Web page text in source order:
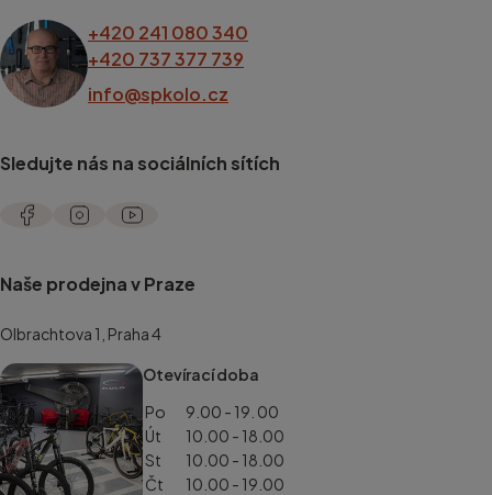
+420 241 080 340
+420 737 377 739
info@spkolo.cz
Sledujte nás na sociálních sítích
Naše prodejna v Praze
Olbrachtova 1, Praha 4
Otevírací doba
Po
9.00 - 19. 00
Út
10.00 - 18.00
St
10.00 - 18.00
Čt
10.00 - 19.00